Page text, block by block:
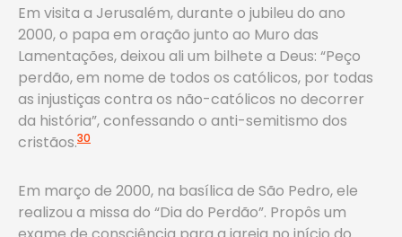
Em visita a Jerusalém, durante o jubileu do ano
2000, o papa em oração junto ao Muro das
Lamentações, deixou ali um bilhete a Deus: “Peço
perdão, em nome de todos os católicos, por todas
as injustiças contra os não-católicos no decorrer
da história”, confessando o anti-semitismo dos
cristãos.30
Em março de 2000, na basílica de São Pedro, ele
realizou a missa do “Dia do Perdão”. Propôs um